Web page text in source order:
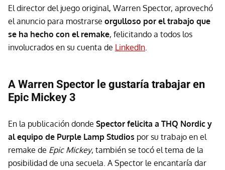
El director del juego original, Warren Spector, aprovechó
el anuncio para mostrarse orgulloso por el trabajo que
se ha hecho con el remake, felicitando a todos los
involucrados en su cuenta de LinkedIn.
A Warren Spector le gustaría trabajar en
Epic Mickey 3
En la publicación donde Spector felicita a THQ Nordic y
al equipo de Purple Lamp Studios por su trabajo en el
remake de Epic Mickey, también se tocó el tema de la
posibilidad de una secuela. A Spector le encantaría dar